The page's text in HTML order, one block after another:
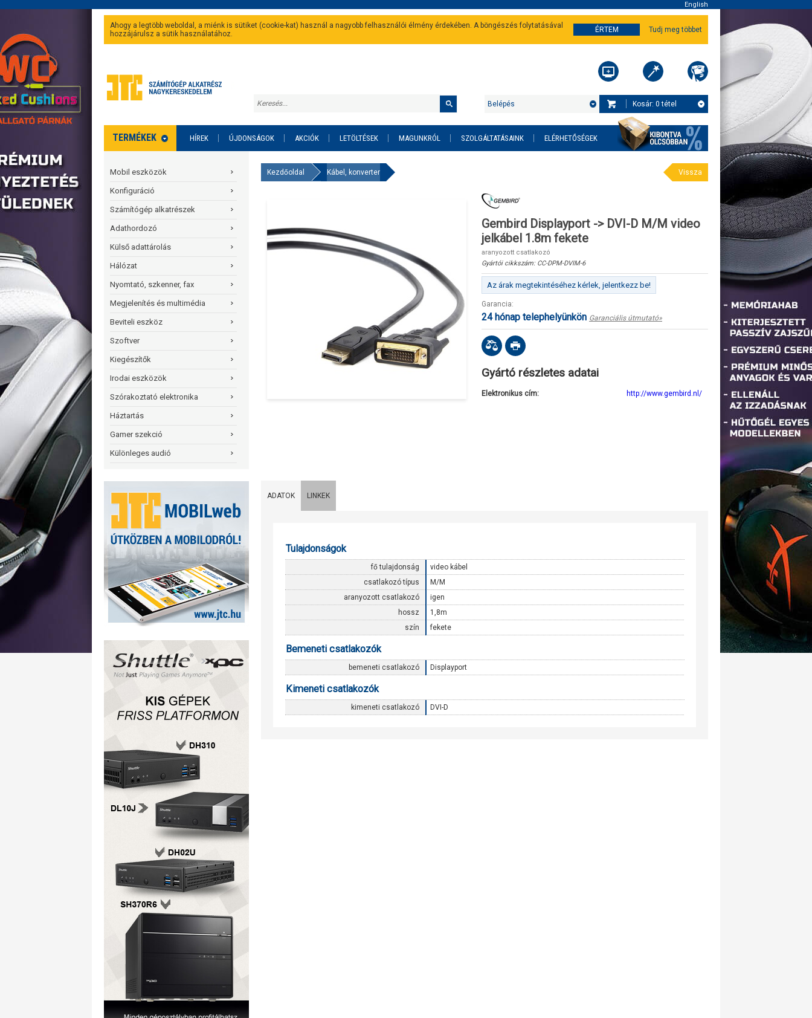
English
Ahogy a legtöbb weboldal, a miénk is sütiket (cookie-kat) használ a nagyobb felhasználói élmény érdekében. A böngészés folytatásával
hozzájárulsz a sütik használatához.
ÉRTEM Tudj meg többet
Kosár: 0 tétel
Belépés
TERMÉKEK HÍREK ÚJDONSÁGOK AKCIÓK LETÖLTÉSEK MAGUNKRÓL SZOLGÁLTATÁSAINK ELÉRHETŐSÉGEK
Mobil eszközök
Konfiguráció
Számítógép alkatrészek
Adathordozó
Külső adattárolás
Hálózat
Nyomtató, szkenner, fax
Megjelenítés és multimédia
Beviteli eszköz
Szoftver
Kiegészítők
Irodai eszközök
Szórakoztató elektronika
Háztartás
Gamer szekció
Különleges audió
Kezdőoldal Kábel, konverter Vissza
Gembird Displayport -> DVI-D M/M video
jelkábel 1.8m fekete
aranyozott csatlakozó
Gyártói cikkszám: CC-DPM-DVIM-6
Az árak megtekintéséhez kérlek, jelentkezz be!
Garancia:
24 hónap telephelyünkön Garanciális útmutató»
Gyártó részletes adatai
Elektronikus cím: http://www.gembird.nl/
ADATOK LINKEK
Tulajdonságok
fő tulajdonság
video kábel
csatlakozó típus
M/M
aranyozott csatlakozó
igen
hossz
1,8m
szín
fekete
Bemeneti csatlakozók
bemeneti csatlakozó Displayport
Kimeneti csatlakozók
kimeneti csatlakozó DVI-D